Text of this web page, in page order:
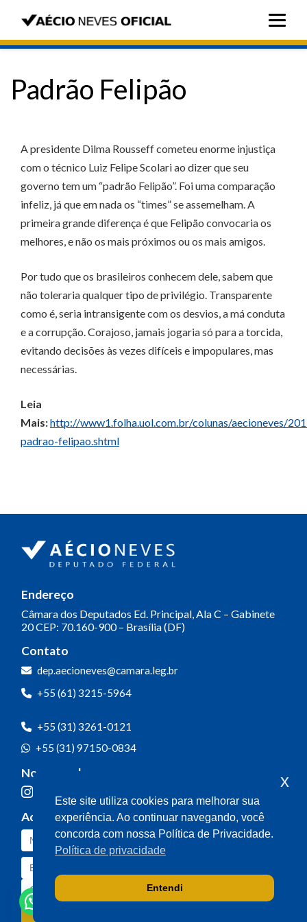
Padrão Felipão
A presidente Dilma Rousseff cometeu enorme injustiça
com o técnico Luiz Felipe Scolari ao dizer que seu
governo tem um “padrão Felipão”. Foi uma comparação
infeliz, já que em nada os “times” se assemelham. A
primeira grande diferença é que Felipão convocaria os
melhores, e não os mais próximos ou os mais amigos.
Por tudo que os brasileiros conhecem dele, sabem que
não toleraria qualquer tipo de privilégio. Transparente
como é, seria intransigente com os desvios, a má conduta
e a corrupção. Corajoso, jamais jogaria só para a torcida,
evitando decisões às vezes difíceis e impopulares, mas
necessárias.
Leia
Mais:http://www1.folha.uol.com.br/colunas/aecioneves/
padrao-felipao.shtml
Endereço
Câmara dos Deputados Ed. Principal, Ala C – Gabinete
20CEP: 70.160-900 – Brasília (DF)
Contato
dep.aecioneves@camara.leg.br
+55 (61) 3215-5964
+55 (31) 3261-0121
+55 (31) 97150-0834
Nossas redes
Acompanhe o meu mandato
Este site utiliza cookies para melhorar sua
experiência. Ao continuar navegando, você
concorda com nossa Política de Privacidade.
Política de privacidade
Entendi
x